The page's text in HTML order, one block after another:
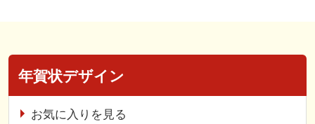
年賀状デザイン
お気に入りを見る